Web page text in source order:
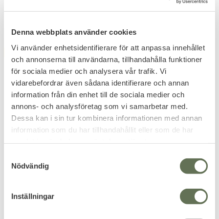
Denna webbplats använder cookies
Vi använder enhetsidentifierare för att anpassa innehållet
och annonserna till användarna, tillhandahålla funktioner
för sociala medier och analysera vår trafik. Vi
vidarebefordrar även sådana identifierare och annan
information från din enhet till de sociala medier och
annons- och analysföretag som vi samarbetar med.
Dessa kan i sin tur kombinera informationen med annan
information som du har tillhandahållit eller som de har
Nödvändig
Inställningar
Add to favorites
Handfängselnyckel
Platt räfflad svivel med
FAVORITE
Add to favorites
Badge Polisbricka
Silver finish & fästes med pinnål